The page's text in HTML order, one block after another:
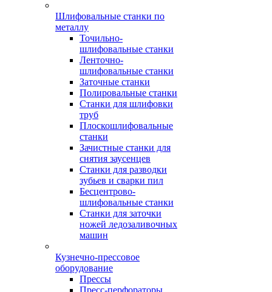
Шлифовальные станки по
металлу
Точильно-
шлифовальные станки
Ленточно-
шлифовальные станки
Заточные станки
Полировальные станки
Станки для шлифовки
труб
Плоскошлифовальные
станки
Зачистные станки для
снятия заусенцев
Станки для разводки
зубьев и сварки пил
Бесцентрово-
шлифовальные станки
Станки для заточки
ножей ледозаливочных
машин
Кузнечно-прессовое
оборудование
Прессы
Пресс-перфораторы